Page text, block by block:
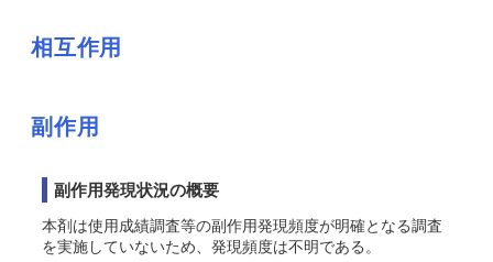
相互作用
副作用
副作用発現状況の概要
本剤は使用成績調査等の副作用発現頻度が明確となる調査
を実施していないため、発現頻度は不明である。